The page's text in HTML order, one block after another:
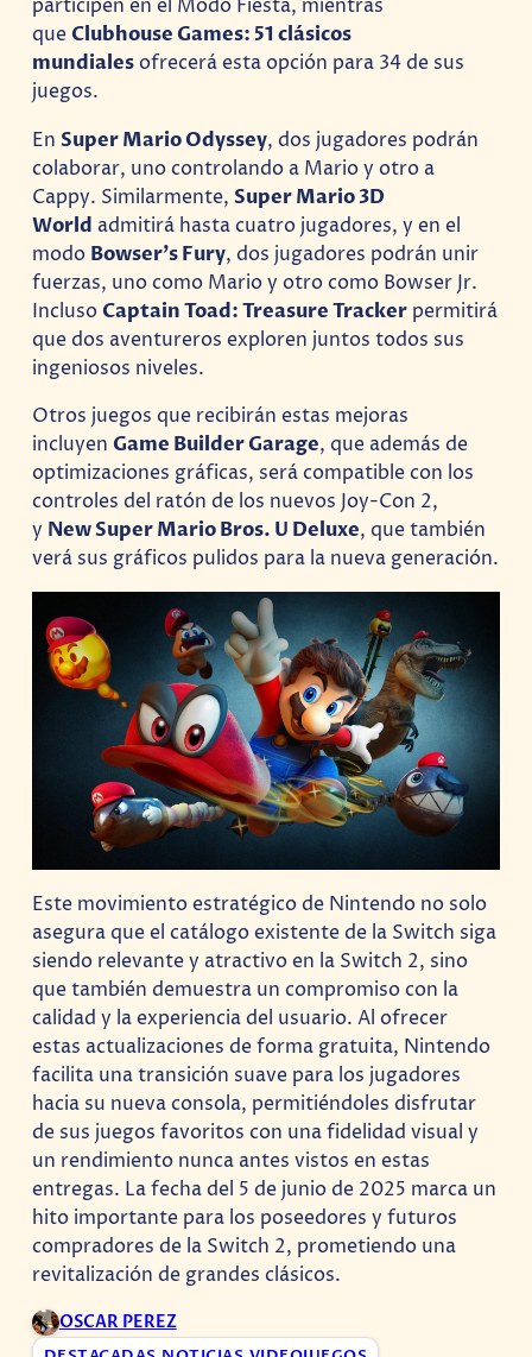
participen en el Modo Fiesta, mientras
que Clubhouse Games: 51 clásicos
mundialesofrecerá esta opción para 34 de sus
juegos.
EnSuper Mario Odyssey, dos jugadores podrán
colaborar, uno controlando a Mario y otro a
Cappy. Similarmente,Super Mario 3D
World admitirá hasta cuatro jugadores, y en el
modo Bowser’s Fury, dos jugadores podrán unir
fuerzas, uno como Mario y otro como Bowser Jr.
Incluso Captain Toad: Treasure Tracker permitirá
que dos aventureros exploren juntos todos sus
ingeniosos niveles.
Otros juegos que recibirán estas mejoras
incluyenGame Builder Garage, que además de
optimizaciones gráficas, será compatible con los
controles del ratón de los nuevos Joy-Con 2,
y New Super Mario Bros. U Deluxe, que también
verá sus gráficos pulidos para la nueva generación.
Este movimiento estratégico de Nintendo no solo
asegura que el catálogo existente de la Switch siga
siendo relevante y atractivo en la Switch 2, sino
que también demuestra un compromiso con la
calidad y la experiencia del usuario. Al ofrecer
estas actualizaciones de forma gratuita, Nintendo
facilita una transición suave para los jugadores
hacia su nueva consola, permitiéndoles disfrutar
de sus juegos favoritos con una fidelidad visual y
un rendimiento nunca antes vistos en estas
entregas. La fecha del 5 de junio de 2025 marca un
hito importante para los poseedores y futuros
compradores de la Switch 2, prometiendo una
revitalización de grandes clásicos.
OSCAR PEREZ